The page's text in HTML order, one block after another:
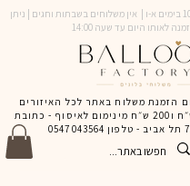
משלוחים יוצאים בין 10-17 בימים א-ו | אין משלוחים בשבתות וחגים | ניתן
לאותו היום עד שעה 14:00
הזמנת משלוח באתר לכל האיזורים
האפשריים 450 ש״ח ו200 ש״ח מינימום לאיסוף - כתובת
0547043564